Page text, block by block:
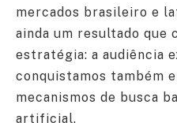
mercados brasileiro e
ainda um resultado que
estratégia: a audiência
conquistamos também
mecanismos de busca
artificial.